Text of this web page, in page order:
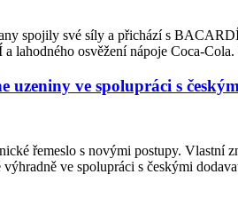
spojily své síly a přichází s
osvěžení nápoje Coca-
ve spolupráci s
řemeslo s novými postupy.
ve spolupráci s českými